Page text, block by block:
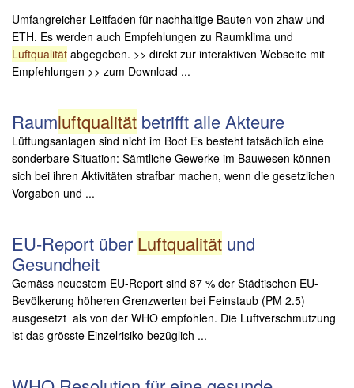
Umfangreicher Leitfaden für nachhaltige Bauten von zhaw und
ETH. Es werden auch Empfehlungen zu Raumklima und
Luftqualität abgegeben. >> direkt zur interaktiven Webseite mit
Empfehlungen >> zum Download ...
Raumluftqualität betrifft alle Akteure
Lüftungsanlagen sind nicht im Boot Es besteht tatsächlich eine
sonderbare Situation: Sämtliche Gewerke im Bauwesen können
sich bei ihren Aktivitäten strafbar machen, wenn die gesetzlichen
Vorgaben und ...
EU-Report über Luftqualität und
Gesundheit
Gemäss neuestem EU-Report sind 87 % der Städtischen EU-
Bevölkerung höheren Grenzwerten bei Feinstaub (PM 2.5)
ausgesetzt als von der WHO empfohlen. Die Luftverschmutzung
ist das grösste Einzelrisiko bezüglich ...